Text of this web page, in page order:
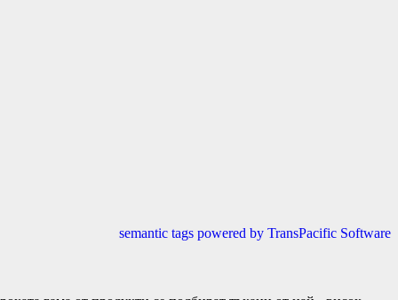
semantic tags powered by TransPacific Software